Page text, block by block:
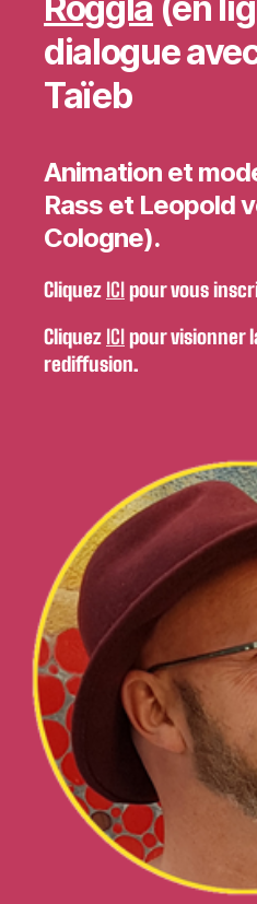
dialogue
Taïeb
Animation et
Rass et Leopold
Cologne).
Cliquez ICIpour vous
Cliquez ICIpour visionner
rediffusion.